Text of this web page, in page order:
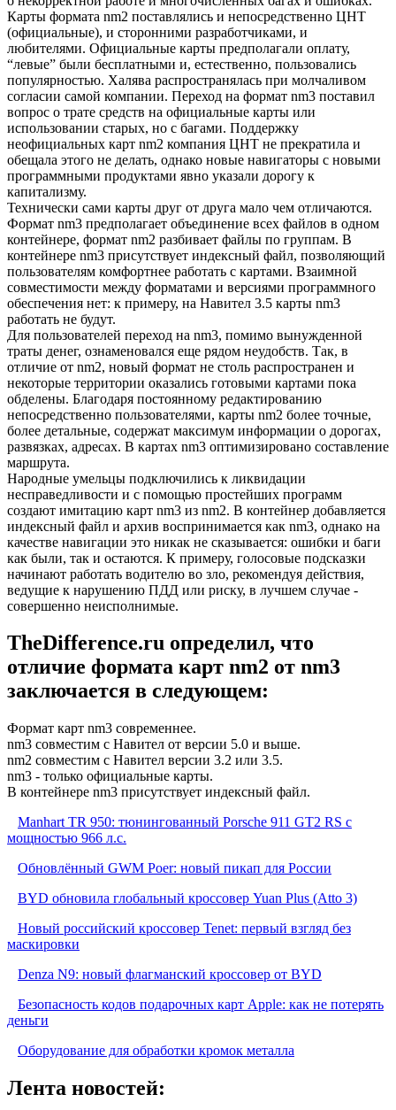
Карты формата nm2 поставлялись и непосредственно ЦНТ
(официальные), и сторонними разработчиками, и
любителями. Официальные карты предполагали оплату,
“левые” были бесплатными и, естественно, пользовались
популярностью. Халява распространялась при молчаливом
согласии самой компании. Переход на формат nm3 поставил
вопрос о трате средств на официальные карты или
использовании старых, но с багами. Поддержку
неофициальных карт nm2 компания ЦНТ не прекратила и
обещала этого не делать, однако новые навигаторы с новыми
программными продуктами явно указали дорогу к
капитализму.
Технически сами карты друг от друга мало чем отличаются.
Формат nm3 предполагает объединение всех файлов в одном
контейнере, формат nm2 разбивает файлы по группам. В
контейнере nm3 присутствует индексный файл, позволяющий
пользователям комфортнее работать с картами. Взаимной
совместимости между форматами и версиями программного
обеспечения нет: к примеру, на Навител 3.5 карты nm3
работать не будут.
Для пользователей переход на nm3, помимо вынужденной
траты денег, ознаменовался еще рядом неудобств. Так, в
отличие от nm2, новый формат не столь распространен и
некоторые территории оказались готовыми картами пока
обделены. Благодаря постоянному редактированию
непосредственно пользователями, карты nm2 более точные,
более детальные, содержат максимум информации о дорогах,
развязках, адресах. В картах nm3 оптимизировано составление
маршрута.
Народные умельцы подключились к ликвидации
несправедливости и с помощью простейших программ
создают имитацию карт nm3 из nm2. В контейнер добавляется
индексный файл и архив воспринимается как nm3, однако на
качестве навигации это никак не сказывается: ошибки и баги
как были, так и остаются. К примеру, голосовые подсказки
начинают работать водителю во зло, рекомендуя действия,
ведущие к нарушению ПДД или риску, в лучшем случае -
совершенно неисполнимые.
TheDifference.ru определил, что
отличие формата карт nm2 от nm3
заключается в следующем:
Формат карт nm3 современнее.
nm3 совместим с Навител от версии 5.0 и выше.
nm2 совместим с Навител версии 3.2 или 3.5.
nm3 - только официальные карты.
В контейнере nm3 присутствует индексный файл.
Manhart TR 950: тюнингованный Porsche 911 GT2 RS с
мощностью 966 л.с.
Обновлённый GWM Poer: новый пикап для России
BYD обновила глобальный кроссовер Yuan Plus (Atto 3)
Новый российский кроссовер Tenet: первый взгляд без
маскировки
Denza N9: новый флагманский кроссовер от BYD
Безопасность кодов подарочных карт Apple: как не потерять
деньги
Оборудование для обработки кромок металла
Лента новостей: